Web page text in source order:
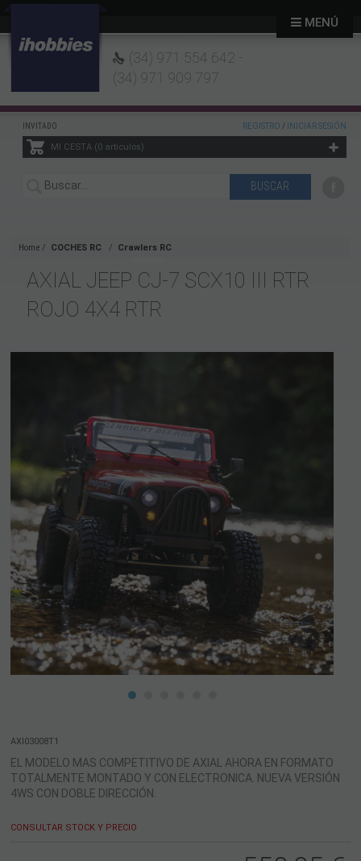
(34) 971 554 642 -
(34) 971 909 797
INVITADO REGISTRO / INICIAR SESIÓN
MI CESTA 0artículos
MENÚ
Home COCHES RC Crawlers RC
AXIAL JEEP CJ-7 SCX10 III RTR
ROJO 4X4 RTR
AXI03008T1
EL MODELO MAS COMPETITIVO DE AXIAL AHORA EN FORMATO
TOTALMENTE MONTADO Y CON ELECTRONICA. NUEVA VERSIÓN
4WS CON DOBLE DIRECCIÓN.
CONSULTAR STOCK Y PRECIO